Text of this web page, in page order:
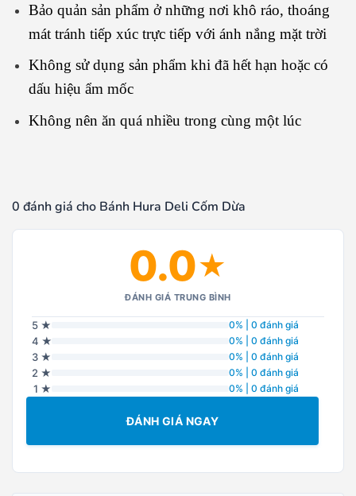
Bảo quản sản phẩm ở những nơi khô ráo, thoáng
mát tránh tiếp xúc trực tiếp với ánh nắng mặt trời
Không sử dụng sản phẩm khi đã hết hạn hoặc có
dấu hiệu ẩm mốc
Không nên ăn quá nhiều trong cùng một lúc
0 đánh giá cho Bánh Hura Deli Cốm Dừa
0.0★
ĐÁNH GIÁ TRUNG BÌNH
5 ★ 0% | 0 đánh giá
4 ★ 0% | 0 đánh giá
3 ★ 0% | 0 đánh giá
2 ★ 0% | 0 đánh giá
1 ★ 0% | 0 đánh giá
ĐÁNH GIÁ NGAY